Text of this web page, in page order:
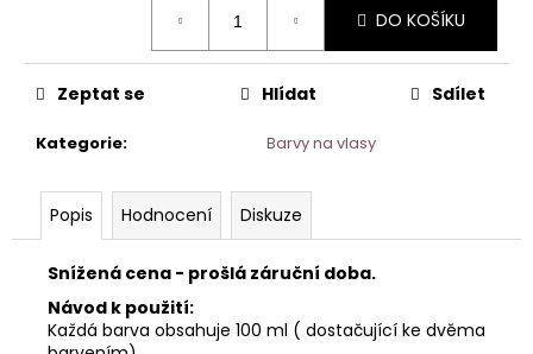
DO KOŠÍKU
Kategorie: Barvy na vlasy
Zeptat se Hlídat Sdílet
Popis Hodnocení Diskuze
Snížená cena - prošlá záruční doba.
Návod k použití:
Každá barva obsahuje 100 ml ( dostačující ke dvěma
u
m
ŠÁTEK
TURBAN
BEATRICE
1419-
0794